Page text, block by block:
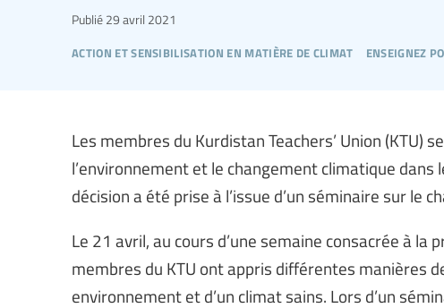
action et sensibilisation en matière de climat enseignez
Publié 29 avril 2021
Les membres du Kurdistan Teachers’ Union (KTU)
l’environnement et le changement climatique
décision a été prise à l’issue d’un séminaire sur le
Le 21 avril, au cours d’une semaine consacrée à
membres du KTU ont appris différentes manières
environnement et d’un climat sains. Lors d’un